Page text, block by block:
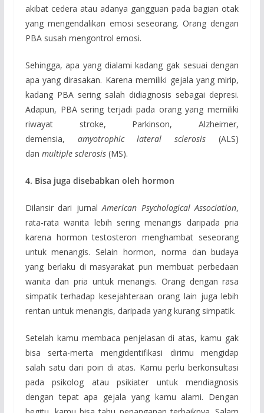
akibat cedera atau adanya gangguan pada bagian otak
yang mengendalikan emosi seseorang. Orang dengan
PBA susah mengontrol emosi.
Sehingga, apa yang dialami kadang gak sesuai dengan
apa yang dirasakan. Karena memiliki gejala yang mirip,
kadang PBA sering salah didiagnosis sebagai depresi.
Adapun, PBA sering terjadi pada orang yang memiliki
riwayat stroke, Parkinson, Alzheimer,
demensia, amyotrophic lateral sclerosis(ALS)
dan multiple sclerosis (MS).
4. Bisa juga disebabkan oleh hormon
Dilansir dari jurnalAmerican Psychological Association,
rata-rata wanita lebih sering menangis daripada pria
karena hormon testosteron menghambat seseorang
untuk menangis. Selain hormon, norma dan budaya
yang berlaku di masyarakat pun membuat perbedaan
wanita dan pria untuk menangis. Orang dengan rasa
simpatik terhadap kesejahteraan orang lain juga lebih
rentan untuk menangis, daripada yang kurang simpatik.
Setelah kamu membaca penjelasan di atas, kamu gak
bisa serta-merta mengidentifikasi dirimu mengidap
salah satu dari poin di atas. Kamu perlu berkonsultasi
pada psikolog atau psikiater untuk mendiagnosis
dengan tepat apa gejala yang kamu alami. Dengan